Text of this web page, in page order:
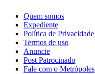
Quem somos
Expediente
Política de Privacidade
Termos de uso
Anuncie
Post Patrocinado
Fale com o Metrópoles